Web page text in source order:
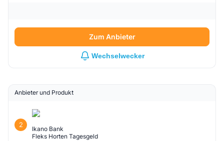
Zum Anbieter
Wechselwecker
Anbieter und Produkt
2
Ikano Bank
Fleks Horten Tagesgeld